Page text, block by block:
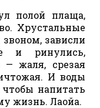
полой плаща,
Хрустальные
зависли
и ринулись,
— жаля, срезая
И воды
чтобы напитать
жизнь. Лаойа.